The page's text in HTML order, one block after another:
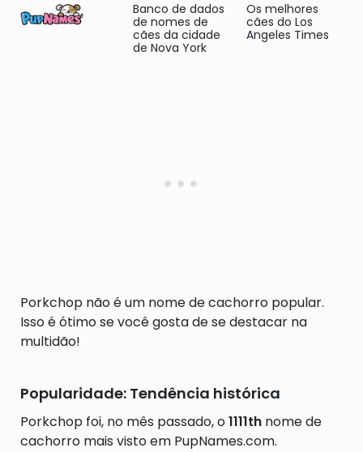
Banco de dados
de nomes de
cães da cidade
de Nova York
Os melhores
cães do Los
Angeles Times
Porkchop não é um nome de cachorro popular.
Isso é ótimo se você gosta de se destacar na
multidão!
Popularidade: Tendência histórica
Porkchop foi, no mês passado, o1111th nome de
cachorro mais visto em PupNames.com.